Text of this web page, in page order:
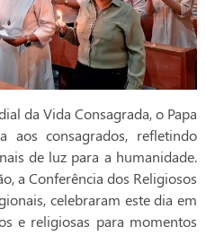
da Vida Consagrada, o Papa
aos consagrados, refletindo
de luz para a humanidade.
a Conferência dos Religiosos
celebraram este dia em
e religiosas para momentos